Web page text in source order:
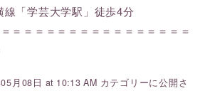
「学芸大学駅」徒歩4分
＝＝＝＝＝＝＝＝＝＝＝＝＝＝＝＝
月08日 at 10:13 AM カテゴリーに公開さ